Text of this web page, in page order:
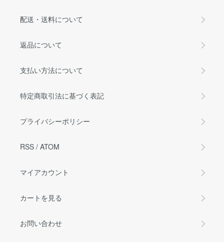
配送・送料について
返品について
支払い方法について
特定商取引法に基づく表記
プライバシーポリシー
RSS / ATOM
マイアカウント
カートを見る
お問い合わせ